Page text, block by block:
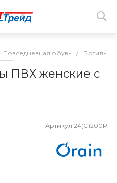
Повседневная обувь /
ПВХ женские с
Артикул 24(С)200Р